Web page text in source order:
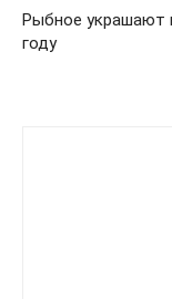
Рыбное украшают
году